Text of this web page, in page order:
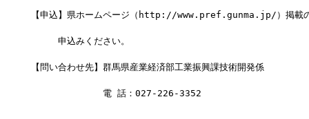
【申込】県ホームページ（http://www.pref.gunma.jp/）掲載の
申込みください。
【問い合わせ先】群馬県産業経済部工業振興課技術開発係
電 話：027-226-3352